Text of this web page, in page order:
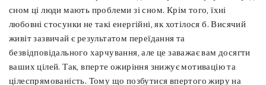
сном ці люди мають проблеми зі сном. Крім того, їхні
любовні стосунки не такі енергійні, як хотілося б. Висячий
живіт зазвичай є результатом переїдання та
безвідповідального харчування, але це заважає вам досягти
ваших цілей. Так, вперте ожиріння знижує мотивацію та
цілеспрямованість. Тому що позбутися впертого жиру на